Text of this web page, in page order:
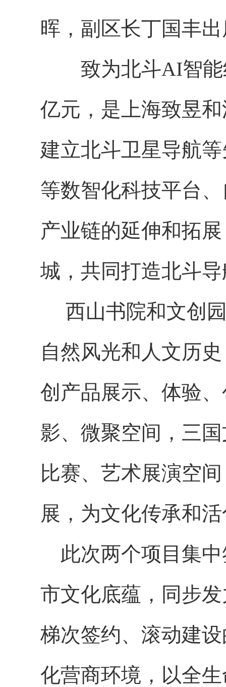
晖，副区长丁国丰
致为北斗AI智能
亿元，是上海致昱
建立北斗卫星导航
等数智化科技平台
产业链的延伸和拓
城，共同打造北斗
西山书院和文创园
自然风光和人文历
创产品展示、体验
影、微聚空间，三
比赛、艺术展演空
展，为文化传承和
此次两个项目集中
市文化底蕴，同步
梯次签约、滚动建
化营商环境，以全